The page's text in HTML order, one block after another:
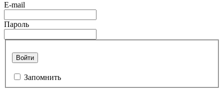
E-mail
Пароль
Войти
Запомнить